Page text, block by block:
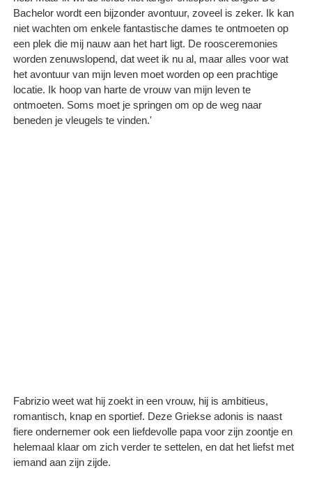
Bachelor wordt een bijzonder avontuur, zoveel is zeker. Ik kan
niet wachten om enkele fantastische dames te ontmoeten op
een plek die mij nauw aan het hart ligt. De roosceremonies
worden zenuwslopend, dat weet ik nu al, maar alles voor wat
het avontuur van mijn leven moet worden op een prachtige
locatie. Ik hoop van harte de vrouw van mijn leven te
ontmoeten. Soms moet je springen om op de weg naar
beneden je vleugels te vinden.'
Fabrizio weet wat hij zoekt in een vrouw, hij is ambitieus,
romantisch, knap en sportief. Deze Griekse adonis is naast
fiere ondernemer ook een liefdevolle papa voor zijn zoontje en
helemaal klaar om zich verder te settelen, en dat het liefst met
iemand aan zijn zijde.